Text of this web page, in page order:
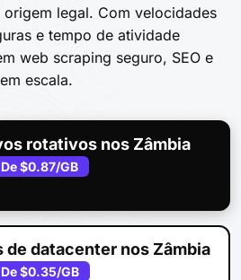
legal. Com velocidades
e tempo de atividade
web scraping seguro, SEO e
escala.
rotativos nos Zâmbia
De$0.87/GB
datacenter nos Zâmbia
De$0.35/GB